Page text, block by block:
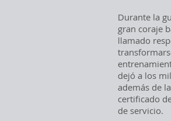
Durante la
gran coraje
llamado
dejó a los
además de
certificado
de servicio.